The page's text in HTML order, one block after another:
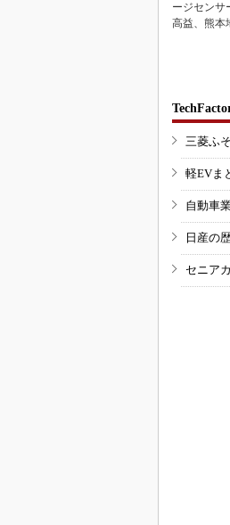
ージセンサ
高益、熊本
三菱ふ
軽EVま
自動車
日産の
セニア